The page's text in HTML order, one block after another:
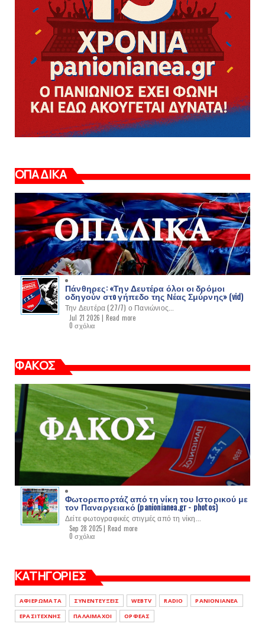
ΟΠΑΔΙΚΑ
Πάνθηρες: «Την Δευτέρα όλοι οι δρόμοι
οδηγούν στo γήπεδο της Νέας Σμύρνης» (vid)
Την Δευτέρα (27/7) ο Πανιώνιος...
Jul 21 2026 | Read more
0 σχόλια
ΦΑΚΟΣ
Φωτορεπορτάζ από τη νίκη του Ιστορικού με
τον Παναργειακό (panionianea.gr - photos)
Δείτε φωτογραφικές στιγμές από τη νίκη...
Sep 28 2025 | Read more
0 σχόλια
ΚΑΤΗΓΟΡΙΕΣ
ΑΦΙΕΡΩΜΑΤΑ ΣΥΝΕΝΤΕΥΞΕΙΣ WEBTV RADIO
PANIONIANEA
ΕΡΑΣΙΤΕΧΝΗΣ
ΠΑΛΑΙΜΑΧΟΙ ΟΡΦΕΑΣ